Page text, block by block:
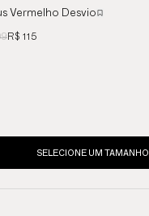
Vermelho Desvio
R$ 115
SELECIONE UM TAMANHO